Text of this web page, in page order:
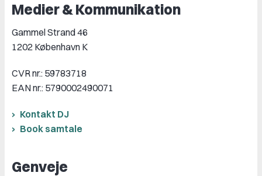
Medier & Kommunikation
Gammel Strand 46
1202 København K
CVR nr.: 59783718
EAN nr.: 5790002490071
Kontakt DJ
Book samtale
Genveje